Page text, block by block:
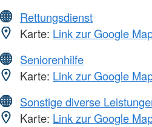
Rettungsdienst
Karte: Link zur Google
Seniorenhilfe
Karte: Link zur Google
Sonstige diverse
Karte: Link zur Google